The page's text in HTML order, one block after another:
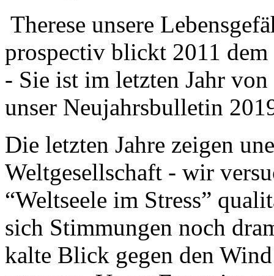
Therese unsere
prospectiv blickt 2011
- Sie ist im letzten Jahr
unser Neujahrsbulletin
Die letzten Jahre zeigen
Weltgesellschaft - wir
“Weltseele im Stress”
sich Stimmungen noch
kalte Blick gegen den